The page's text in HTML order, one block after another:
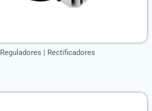
Reguladores | Rectificadores